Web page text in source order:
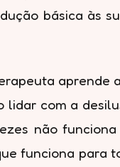
básica às
com a
não
funciona para